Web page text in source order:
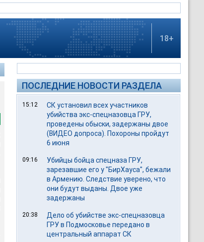
18+
ПОСЛЕДНИЕ НОВОСТИ РАЗДЕЛА
15:12
СК установил всех участников
убийства экс-спецназовца ГРУ,
проведены обыски, задержаны двое
(ВИДЕО допроса). Похороны пройдут
6 июня
09:16
Убийцы бойца спецназа ГРУ,
зарезавшие его у "БирХауса", бежали
в Армению. Следствие уверено, что
они будут выданы. Двое уже
задержаны
20:38
Дело об убийстве экс-спецназовца
ГРУ в Подмосковье передано в
центральный аппарат СК